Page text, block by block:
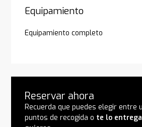
Equipamiento
Equipamiento completo
Reservar ahora
Recuerda que puedes elegir entre
puntos de recogida o te lo